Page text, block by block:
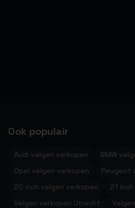
Ook populair
Audi velgen verkopen BMW
Opel velgen verkopen
Peugeot
20 inch velgen verkopen
21
Velgen verkopen Utrecht